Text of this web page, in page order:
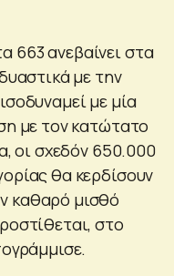
663 ανεβαίνει στα
με την
με μία
με τον κατώτατο
οι σχεδόν 650.000
θα κερδίσουν
καθαρό μισθό
στο